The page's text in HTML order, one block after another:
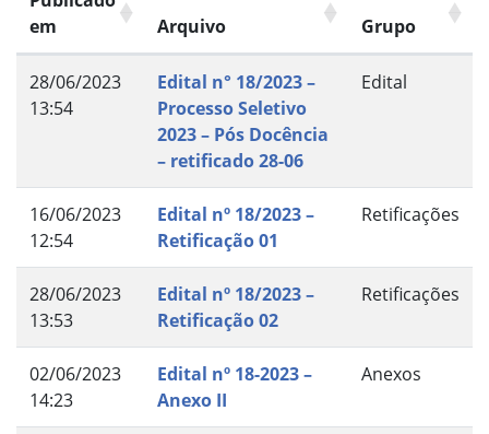
em
Arquivo Grupo
28/06/2023
13:54
Edital n° 18/2023 –
Processo Seletivo
2023 – Pós Docência
– retificado 28-06
Edital
16/06/2023
12:54
Edital nº 18/2023 –
Retificação 01
Retificações
28/06/2023
13:53
Edital nº 18/2023 –
Retificação 02
Retificações
02/06/2023
14:23
Edital nº 18-2023 –
Anexo II
Anexos